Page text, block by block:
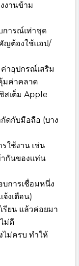
งานข้าม
การณ์เท่าชุด
ญต้องใช้แอป/
ค่าอุปกรณ์เสริม
มค่าคลาด
สเต็ม Apple
ดกับมือถือ (บาง
ใช้งาน เช่น
ากันของแท่น
การเชื่อมหนึ่ง
งเตือน)
รียน แล้วค่อยมา
ม่ดี
ไม่ครบ ทำให้